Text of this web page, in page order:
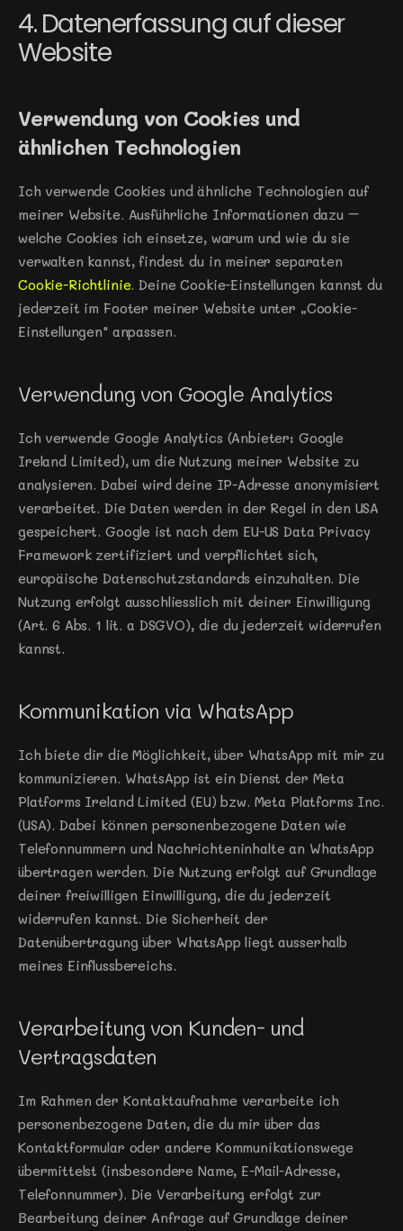
4. Datenerfassung auf dieser
Website
Verwendung von Cookies und
ähnlichen Technologien
Ich verwende Cookies und ähnliche Technologien auf
meiner Website. Ausführliche Informationen dazu –
welche Cookies ich einsetze, warum und wie du sie
Cookie-Richtlinie. Deine Cookie-Einstellungen kannst du
jederzeit im Footer meiner Website unter „Cookie-
Einstellungen" anpassen.
Verwendung von Google Analytics
Ich verwende Google Analytics (Anbieter: Google
Ireland Limited), um die Nutzung meiner Website zu
analysieren. Dabei wird deine IP-Adresse anonymisiert
verarbeitet. Die Daten werden in der Regel in den USA
gespeichert. Google ist nach dem EU-US Data Privacy
Framework zertifiziert und verpflichtet sich,
europäische Datenschutzstandards einzuhalten. Die
Nutzung erfolgt ausschliesslich mit deiner Einwilligung
(Art. 6 Abs. 1 lit. a DSGVO), die du jederzeit widerrufen
kannst.
Kommunikation via WhatsApp
Ich biete dir die Möglichkeit, über WhatsApp mit mir zu
kommunizieren. WhatsApp ist ein Dienst der Meta
Platforms Ireland Limited (EU) bzw. Meta Platforms Inc.
(USA). Dabei können personenbezogene Daten wie
Telefonnummern und Nachrichteninhalte an WhatsApp
übertragen werden. Die Nutzung erfolgt auf Grundlage
deiner freiwilligen Einwilligung, die du jederzeit
widerrufen kannst. Die Sicherheit der
Datenübertragung über WhatsApp liegt ausserhalb
meines Einflussbereichs.
Verarbeitung von Kunden- und
Vertragsdaten
Im Rahmen der Kontaktaufnahme verarbeite ich
personenbezogene Daten, die du mir über das
Kontaktformular oder andere Kommunikationswege
übermittelst (insbesondere Name, E-Mail-Adresse,
Telefonnummer). Die Verarbeitung erfolgt zur
Bearbeitung deiner Anfrage auf Grundlage deiner